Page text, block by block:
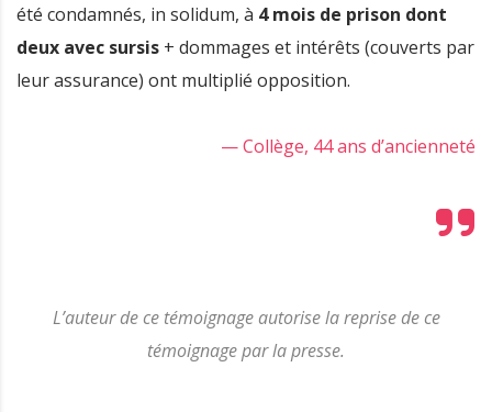
été condamnés, in solidum, à 4 mois de prison dont
deux avec sursis + dommages et intérêts (couverts par
leur assurance) ont multiplié opposition.
— Collège, 44 ans d’ancienneté
L’auteur de ce témoignage autorise la reprise de ce
témoignage par la presse.